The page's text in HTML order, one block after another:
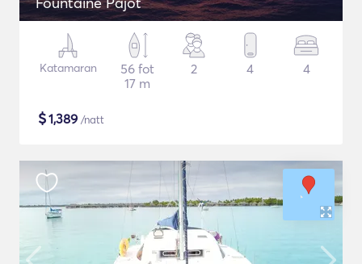
Katamaran
56 fot
17 m
2 4 4
$1,389 /natt